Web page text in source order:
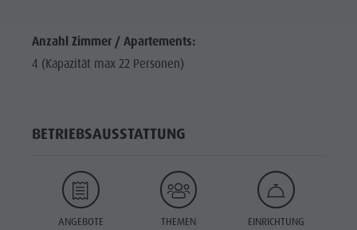
Anzahl Zimmer / Apartements:
4 (Kapazität max 22 Personen)
BETRIEBSAUSSTATTUNG
ANGEBOTE THEMEN EINRICHTUNG